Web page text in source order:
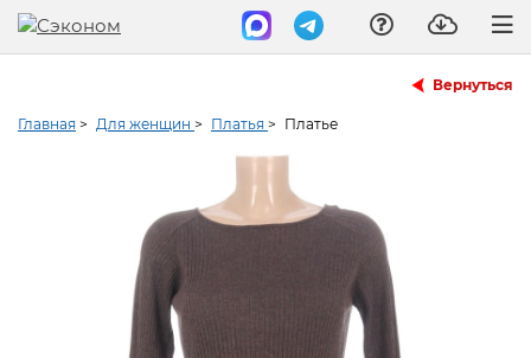
Вернуться
Главная > Для женщин > Платья > Платье